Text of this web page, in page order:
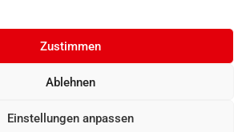
Zustimmen
Ablehnen
Einstellungen anpassen
|Datenschutz